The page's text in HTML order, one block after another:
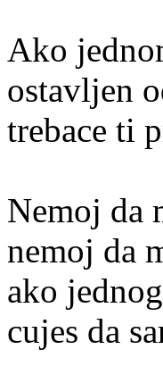
Ako
ostavljen
trebace ti
Nemoj da
nemoj da
ako
cujes da